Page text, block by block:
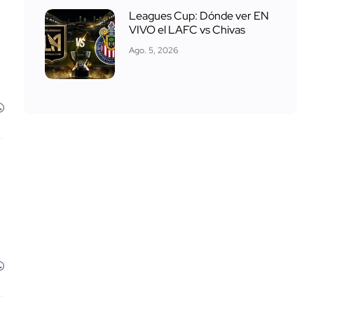
Leagues Cup: Dónde ver EN
VIVO el LAFC vs Chivas
Ago. 5, 2026